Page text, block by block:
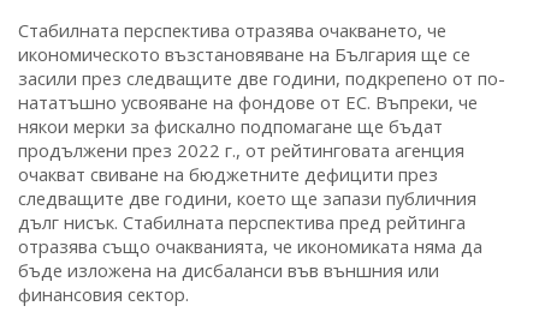
Стабилната перспектива отразява очакването, че
икономическото възстановяване на България ще се
засили през следващите две години, подкрепено от по-
нататъшно усвояване на фондове от ЕС. Въпреки, че
някои мерки за фискално подпомагане ще бъдат
продължени през 2022 г., от рейтинговата агенция
очакват свиване на бюджетните дефицити през
следващите две години, което ще запази публичния
дълг нисък. Стабилната перспектива пред рейтинга
отразява също очакванията, че икономиката няма да
бъде изложена на дисбаланси във външния или
финансовия сектор.